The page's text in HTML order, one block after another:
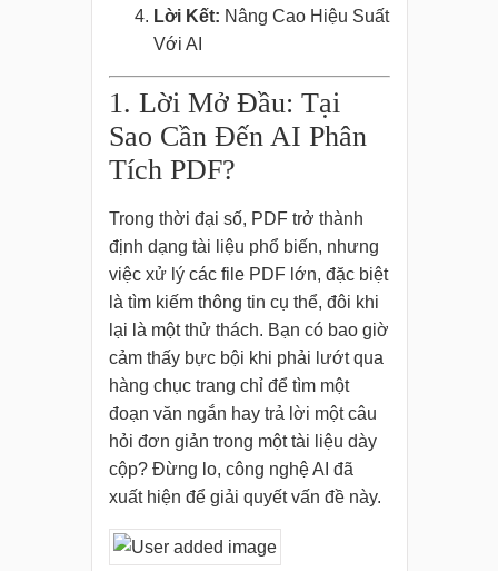
Lời Kết: Nâng Cao Hiệu Suất
Với AI
1. Lời Mở Đầu: Tại
Sao Cần Đến AI Phân
Tích PDF?
Trong thời đại số, PDF trở thành
định dạng tài liệu phổ biến, nhưng
việc xử lý các file PDF lớn, đặc biệt
là tìm kiếm thông tin cụ thể, đôi khi
lại là một thử thách. Bạn có bao giờ
cảm thấy bực bội khi phải lướt qua
hàng chục trang chỉ để tìm một
đoạn văn ngắn hay trả lời một câu
hỏi đơn giản trong một tài liệu dày
cộp? Đừng lo, công nghệ AI đã
xuất hiện để giải quyết vấn đề này.